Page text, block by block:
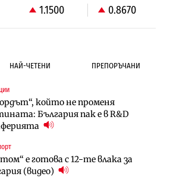
1.1500 0.8670
НАЙ-ЧЕТЕНИ ПРЕПОРЪЧАНИ
който не променя
България пак е в R&D
е готова с 12-те влака за
(видео)
община избра изпълнител за
на трамвайното
по бул. „Скобелев“
предлага над 150 устройства с
през август
предлага над 150 устройства с
през август
дни с обозначаване на цените
Какво предстои?